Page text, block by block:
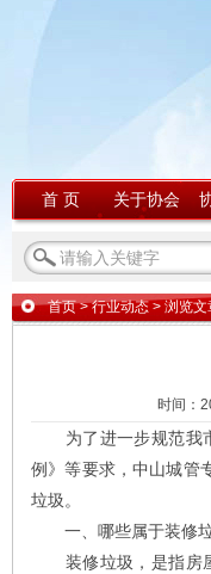
首 页 关于协会
首页>行业动态 > 浏览文
时间：
为了进一步规范我市
例》等要求，中山城管
垃圾。
一、哪些属于装修垃
装修垃圾，是指房屋